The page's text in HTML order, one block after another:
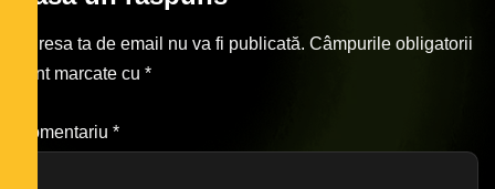
Adresa ta de email nu va fi publicată. Câmpurile obligatorii
sunt marcate cu *
Comentariu *